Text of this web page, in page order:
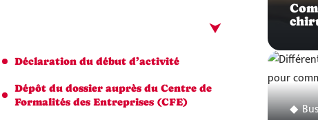
Déclaration du début d’activité
Dépôt du dossier auprès du Centre de
Formalités des Entreprises (CFE)